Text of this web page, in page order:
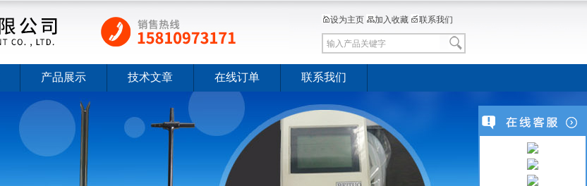
设为主页 加入收藏 联系我们
产品展示 技术文章 在线订单 联系我们